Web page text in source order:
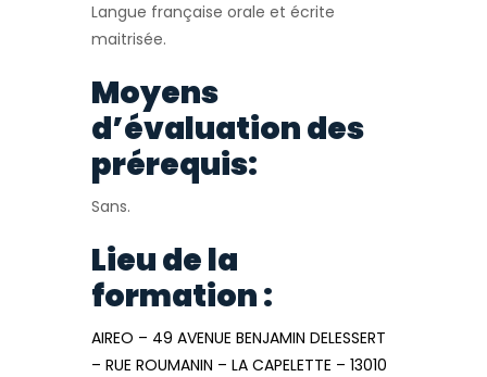
Langue française orale et écrite
maitrisée.
Moyens
d’évaluation des
prérequis:
Sans.
Lieu de la
formation :
AIREO – 49 AVENUE BENJAMIN DELESSERT
– RUE ROUMANIN – LA CAPELETTE – 13010